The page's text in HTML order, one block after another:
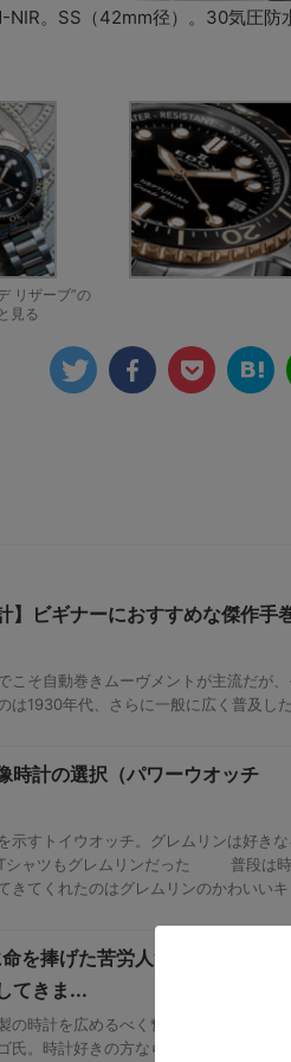
。SS（42mm径）。30気圧防
リザーブ”の
見る
】ビギナーにおすすめな傑作手
こそ自動巻きムーヴメントが主流だが、
は1930年代、さらに一般に広く普及し
時計の選択（パワーウオッチ
示すトイウオッチ。グレムリンは好きな
Tシャツもグレムリンだった 普段は時
きてくれたのはグレムリンのかわいいキ
を捧げた苦労人”フランソワ・ペ
てきま...
時計を広めるべく奮闘したスイスの時
氏。時計好きの方ならご存知かもしれな